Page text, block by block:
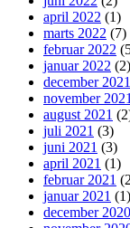
april 2022 (1)
marts 2022 (7)
februar 2022
januar 2022 (2)
december 2021
november 2021
august 2021
juli 2021 (3)
juni 2021 (3)
april 2021 (1)
februar 2021
januar 2021 (1)
december 2020